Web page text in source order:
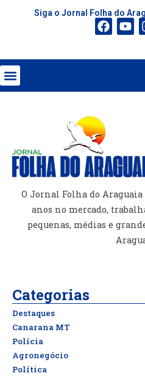
Siga o Jornal Folha do
O Jornal Folha do
anos no mercado,
pequenas, médias e
Categorias
Destaques
Canarana MT
Polícia
Agronegócio
Política